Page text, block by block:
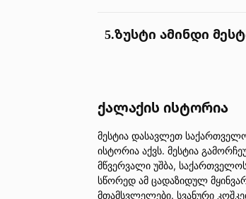
5.ზუსტი ამინდი
ქალაქის ისტორია
მესტია დასავლეთ
ისტორია აქვს. მესტია
მწვერვალი უშბა,
სწორედ ამ ცადაზიდულ
მთამსვლელები. სვანური